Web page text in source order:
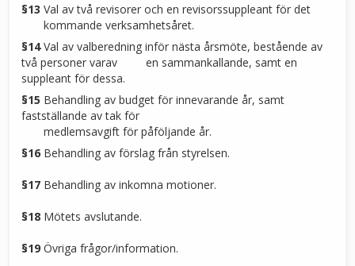
§13 Val av två revisorer och en revisorssuppleant för det
kommande verksamhetsåret.
§14Val av valberedning inför nästa årsmöte, bestående av
två personer varav en sammankallande, samt en
suppleant för dessa.
§15 Behandling av budget för innevarande år, samt
fastställande av tak för
medlemsavgift för påföljande år.
§16 Behandling av förslag från styrelsen.
§17 Behandling av inkomna motioner.
§18 Mötets avslutande.
§19 Övriga frågor/information.